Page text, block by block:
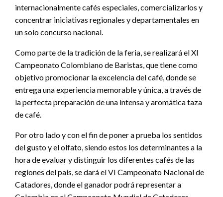
internacionalmente cafés especiales, comercializarlos y
concentrar iniciativas regionales y departamentales en
un solo concurso nacional.
Como parte de la tradición de la feria, se realizará el XI
Campeonato Colombiano de Baristas, que tiene como
objetivo promocionar la excelencia del café, donde se
entrega una experiencia memorable y única, a través de
la perfecta preparación de una intensa y aromática taza
de café.
Por otro lado y con el fin de poner a prueba los sentidos
del gusto y el olfato, siendo estos los determinantes a la
hora de evaluar y distinguir los diferentes cafés de las
regiones del país, se dará el VI Campeonato Nacional de
Catadores, donde el ganador podrá representar a